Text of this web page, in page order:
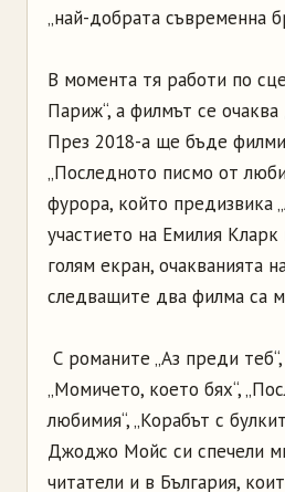
„най-добрата съвременна
В момента тя работи по
Париж“, а филмът се очаква
През 2018-а ще бъде
„Последното писмо от
фурора, който предизвика
участието на Емилия
голям екран, очакванията
следващите два филма са
С романите „Аз преди теб“,
„Момичето, което бях“,
любимия“, „Корабът с
Джоджо Мойс си спечели
читатели и в България,